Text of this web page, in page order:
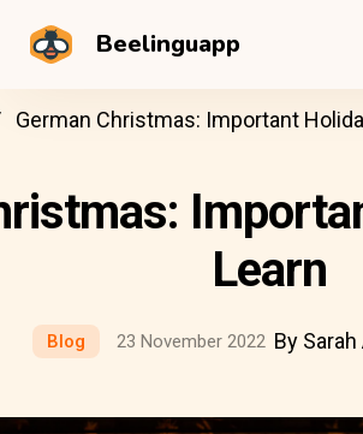
Beelinguapp
German Christmas: Important
Learn
Blog 23 November 2022 By